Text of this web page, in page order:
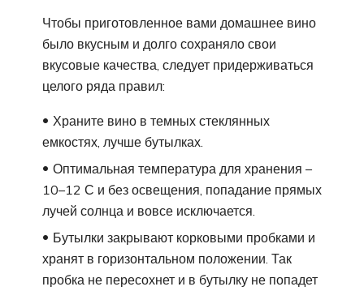
Чтобы приготовленное вами домашнее вино
было вкусным и долго сохраняло свои
вкусовые качества, следует придерживаться
целого ряда правил:
Храните вино в темных стеклянных
емкостях, лучше бутылках.
Оптимальная температура для хранения –
10–12 С и без освещения, попадание прямых
лучей солнца и вовсе исключается.
Бутылки закрывают корковыми пробками и
хранят в горизонтальном положении. Так
пробка не пересохнет и в бутылку не попадет